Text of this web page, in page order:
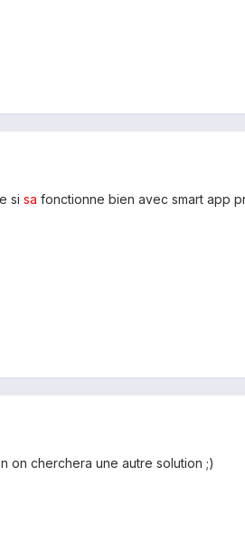
si sa fonctionne bien avec smart app
on cherchera une autre solution ;)